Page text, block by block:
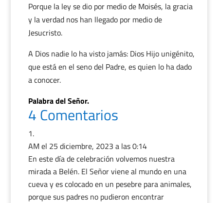
Porque la ley se dio por medio de Moisés, la gracia
y la verdad nos han llegado por medio de
Jesucristo.
A Dios nadie lo ha visto jamás: Dios Hijo unigénito,
que está en el seno del Padre, es quien lo ha dado
a conocer.
Palabra del Señor.
4 Comentarios
AM el 25 diciembre, 2023 a las 0:14
En este día de celebración volvemos nuestra
mirada a Belén. El Señor viene al mundo en una
cueva y es colocado en un pesebre para animales,
porque sus padres no pudieron encontrar